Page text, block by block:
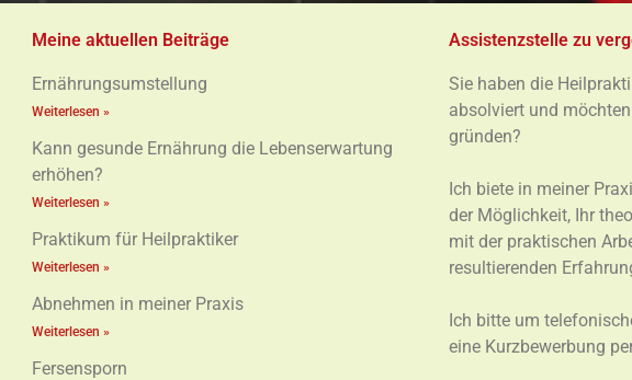
Meine aktuellen Beiträge
Ernährungsumstellung
Weiterlesen »
Kann gesunde Ernährung die Lebenserwartung
erhöhen?
Weiterlesen »
Praktikum für Heilpraktiker
Weiterlesen »
Abnehmen in meiner Praxis
Weiterlesen »
Fersensporn
Assistenzstelle zu
Sie haben die
absolviert und
gründen?
Ich biete in meiner
der Möglichkeit, Ihr
mit der praktischen
resultierenden
Ich bitte um
eine Kurzbewerbung